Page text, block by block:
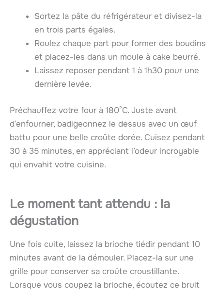
Sortez la pâte du réfrigérateur et divisez-la
en trois parts égales.
Roulez chaque part pour former des boudins
et placez-les dans un moule à cake beurré.
Laissez reposer pendant 1 à 1h30 pour une
dernière levée.
Préchauffez votre four à 180°C. Juste avant
d’enfourner, badigeonnez le dessus avec un œuf
battu pour une belle croûte dorée. Cuisez pendant
30 à 35 minutes, en appréciant l’odeur incroyable
qui envahit votre cuisine.
Le moment tant attendu : la
dégustation
Une fois cuite, laissez la brioche tiédir pendant 10
minutes avant de la démouler. Placez-la sur une
grille pour conserver sa croûte croustillante.
Lorsque vous coupez la brioche, écoutez ce bruit